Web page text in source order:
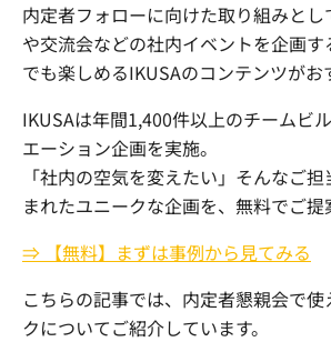
内定者フォローに向けた取り組みと
や交流会などの社内イベントを企画
でも楽しめるIKUSAのコンテンツがお
IKUSAは年間1,400件以上のチームビ
エーション企画を実施。
「社内の空気を変えたい」そんなご
まれたユニークな企画を、無料でご提
⇒ 【無料】まずは事例から見てみる
こちらの記事では、内定者懇親会で
クについてご紹介しています。